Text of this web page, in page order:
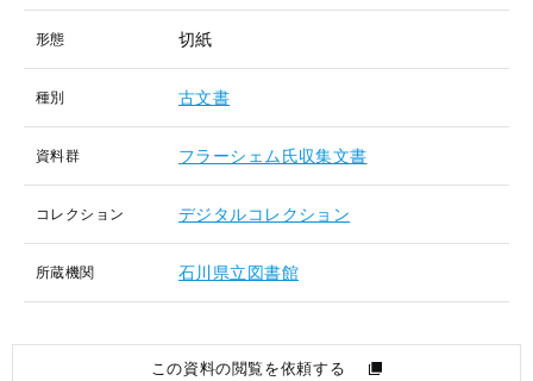
形態 切紙
種別 古文書
資料群 フラーシェム氏収集文書
コレクション デジタルコレクション
所蔵機関 石川県立図書館
この資料の閲覧を依頼する